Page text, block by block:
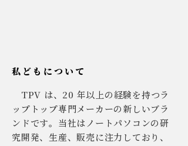
私どもについて
TPV は、20 年以上の経験を持つラ
ップトップ専門メーカーの新しいブラ
ンドです。当社はノートパソコンの研
究開発、生産、販売に注力しており、